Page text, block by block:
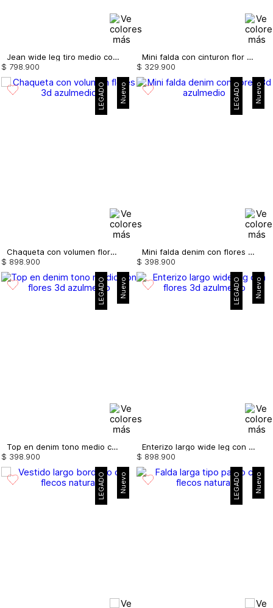
Jean wide leg tiro medio con flores 3d
$ 798.900
Mini falda con cinturon flor 3d
$ 329.900
Nuevo
LEGADO
Chaqueta con volumen flores 3d
$ 898 900
Nuevo
LEGADO
Mini falda denim con flores 3d
$ 398 900
Nuevo
LEGADO
Top en denim tono medio con flores 3d
$ 398 900
Nuevo
LEGADO
Enterizo largo wide leg con flores 3d
$ 898 900
Nuevo
LEGADO Nuevo
LEGADO